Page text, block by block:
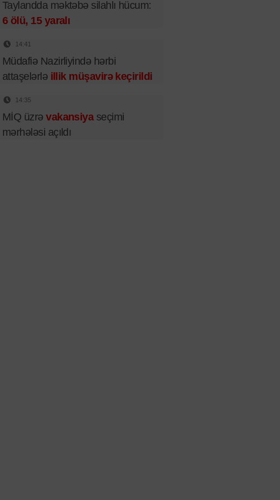
Taylandda məktəbə silahlı hücum:
6 ölü, 15 yaralı
14:41
Müdafiə Nazirliyində hərbi
attaşelərlə illik müşavirə keçirildi
14:35
MİQ üzrəvakansiyaseçimi
mərhələsi açıldı